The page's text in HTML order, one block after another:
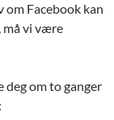
om Facebook kan
må vi være
deg om to ganger